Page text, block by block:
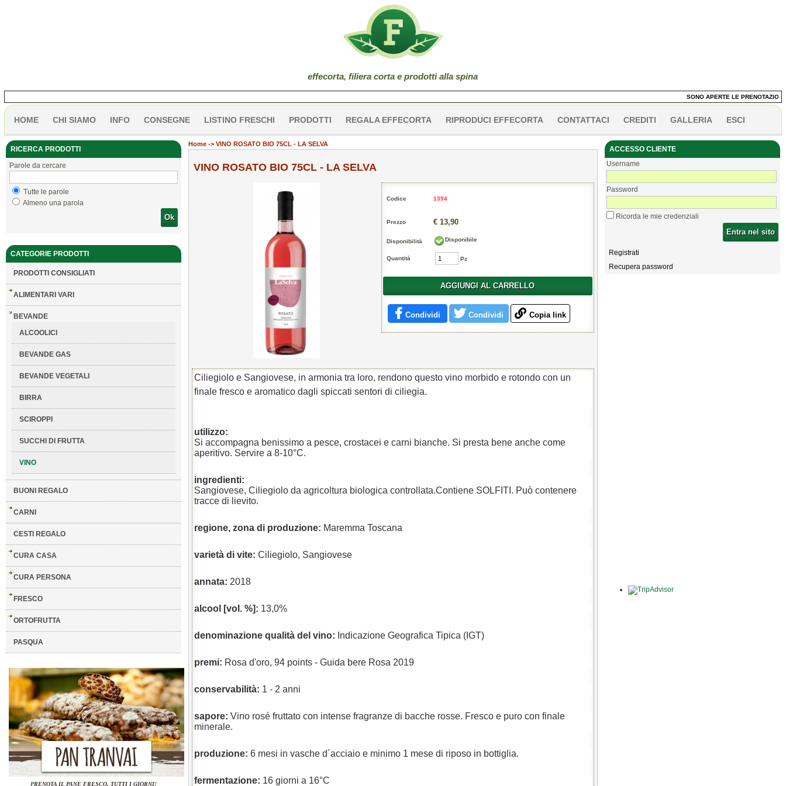
effecorta, filiera corta e prodotti alla spina
SONO APERTE LE PRENOTAZIONI
HOME CHI SIAMO INFO CONSEGNE LISTINO FRESCHI PRODOTTI REGALA EFFECORTA RIPRODUCI EFFECORTA CONTATTACI CREDITI GALLERIA ESCI
RICERCA PRODOTTI
Parole da cercare
Tutte le parole
Almeno una parola
Ok
CATEGORIE PRODOTTI
PRODOTTI CONSIGLIATI
ALIMENTARI VARI
BEVANDE
ALCOOLICI
BEVANDE GAS
BEVANDE VEGETALI
BIRRA
SCIROPPI
SUCCHI DI FRUTTA
VINO
BUONI REGALO
CARNI
CESTI REGALO
CURA CASA
CURA PERSONA
FRESCO
ORTOFRUTTA
PASQUA
PRENOTA IL PANE FRESCO, TUTTI I GIORNI!
Home-> VINO ROSATO BIO 75CL - LA SELVA
VINO ROSATO BIO 75CL - LA SELVA
Codice 1394
Prezzo € 13,90
Disponibilità Disponibile
Quantità Pz
AGGIUNGI AL CARRELLO
Condividi Condividi Copia link
Ciliegiolo e Sangiovese, in armonia tra loro, rendono questo vino morbido e rotondo con un
finale fresco e aromatico dagli spiccati sentori di ciliegia.
utilizzo:
Si accompagna benissimo a pesce, crostacei e carni bianche. Si presta bene anche come
aperitivo. Servire a 8-10°C.
ingredienti:
Sangiovese, Ciliegiolo da agricoltura biologica controllata.Contiene SOLFITI. Può contenere
tracce di lievito.
regione, zona di produzione: Maremma Toscana
varietà di vite: Ciliegiolo, Sangiovese
annata: 2018
alcool [vol. %]: 13,0%
denominazione qualità del vino: Indicazione Geografica Tipica (IGT)
premi: Rosa d'oro, 94 points - Guida bere Rosa 2019
conservabilità: 1 - 2 anni
sapore: Vino rosé fruttato con intense fragranze di bacche rosse. Fresco e puro con finale
minerale.
produzione: 6 mesi in vasche d´acciaio e minimo 1 mese di riposo in bottiglia.
fermentazione: 16 giorni a 16°C
ACCESSO CLIENTE
Username
Password
Ricorda le mie credenziali
Entra nel sito
Registrati
Recupera password